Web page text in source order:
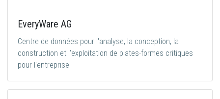
EveryWare AG
Centre de données pour l'analyse, la conception, la
construction et l'exploitation de plates-formes critiques
pour l'entreprise